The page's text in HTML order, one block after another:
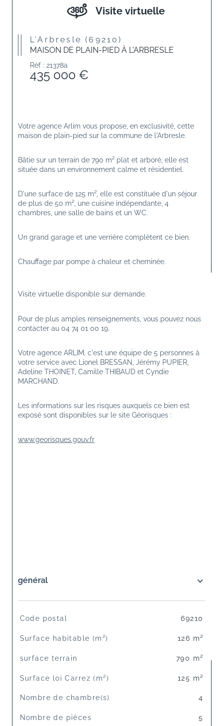
Visite virtuelle
L'Arbresle (69210)
MAISON DE PLAIN-PIED À L'ARBRESLE
Réf : 21378a
435 000 €
Votre agence Arlim vous propose, en exclusivité, cette
maison de plain-pied sur la commune de l'Arbresle.
Bâtie sur un terrain de 790 m² plat et arboré, elle est
située dans un environnement calme et résidentiel.
D'une surface de 125 m², elle est constituée d'un séjour
de plus de 50 m², une cuisine indépendante, 4
chambres, une salle de bains et un WC.
Un grand garage et une verrière complètent ce bien.
Chauffage par pompe à chaleur et cheminée.
Visite virtuelle disponible sur demande.
Pour de plus amples renseignements, vous pouvez nous
contacter au 04 74 01 00 19.
Votre agence ARLIM, c'est une équipe de 5 personnes à
votre service avec Lionel BRESSAN, Jérémy PUPIER,
Adeline THOINET, Camille THIBAUD et Cyndie
MARCHAND.
Les informations sur les risques auxquels ce bien est
exposé sont disponibles sur le site Géorisques :
www.georisques.gouv.fr
général
TRAD_SIROCCO_Caracteristique
Code postal 69210
Surface habitable (m²) 126 m²
surface terrain 790 m²
Surface loi Carrez (m²) 125 m²
Nombre de chambre(s) 4
Nombre de pièces 5